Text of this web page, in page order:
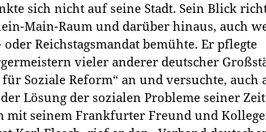
sich nicht auf seine Stadt. Sein Blick
Main-Raum und darüber hinaus, auch
Reichstagsmandat bemühte. Er pflegte
vieler anderer deutscher
Soziale Reform“ an und versuchte, auch
Lösung der sozialen Probleme seiner Zeit
mit seinem Frankfurter Freund und